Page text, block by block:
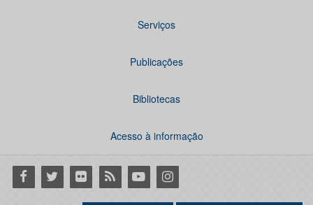
Serviços
Publicações
Bibliotecas
Acesso à informação
Facebook
Twitter Flickr RSS YoutubeInstagram